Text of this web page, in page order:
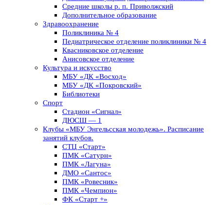
Средние школы р. п. Приволжский
Дополнительное образование
Здравоохранение
Поликлиника № 4
Педиатрическое отделение поликлиники № 4
Квасниковское отделение
Анисовское отделение
Культура и искусство
МБУ «ДК «Восход»
МБУ «ДК «Покровский»
Библиотеки
Спорт
Стадион «Сигнал»
ДЮСШ — 1
Клубы «МБУ Энгельсская молодежь». Расписание
занятий клубов.
СТЦ «Старт»
ПМК «Сатурн»
ПМК «Лагуна»
ДМО «Сантос»
ПМК «Ровесник»
ПМК «Чемпион»
ФК «Старт +»